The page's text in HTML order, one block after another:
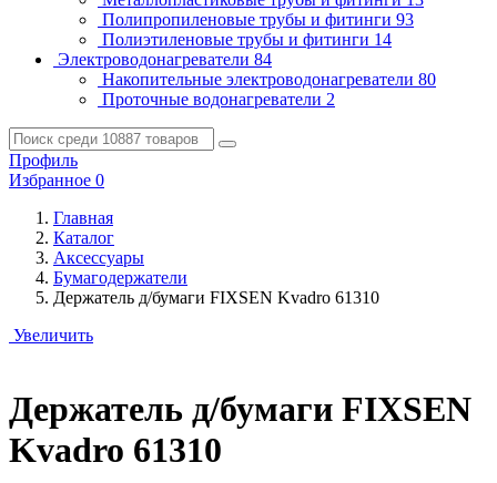
Полипропиленовые трубы и фитинги 93
Полиэтиленовые трубы и фитинги 14
Электроводонагреватели 84
Накопительные электроводонагреватели 80
Проточные водонагреватели 2
Профиль
Избранное 0
Главная
Каталог
Аксессуары
Бумагодержатели
Держатель д/бумаги FIXSEN Kvadro 61310
Увеличить
Держатель д/бумаги FIXSEN
Kvadro 61310